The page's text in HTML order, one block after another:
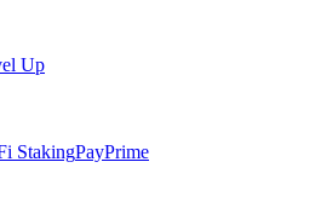
Up
StakingPayPrime